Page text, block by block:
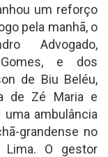
um reforço
pela manhã, o
Advogado,
e dos
de Biu Beléu,
de Zé Maria e
ambulância
grandense no
Lima. O gestor